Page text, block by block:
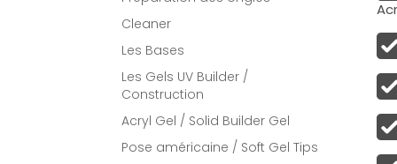
Cleaner
Les Bases
Les Gels UV Builder /
Construction
Acryl Gel / Solid Builder Gel
Pose américaine / Soft Gel Tips